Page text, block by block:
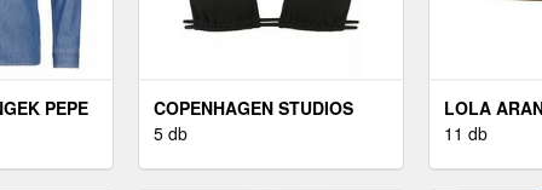
PEPE
COPENHAGEN STUDIOS
BIKINI FELSŐ FEKETE
5 db
LOLA
11 db